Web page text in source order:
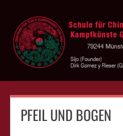
content
PFEIL UND BOGEN